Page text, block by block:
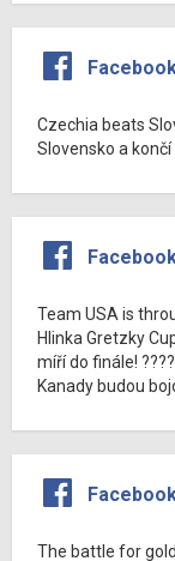
Czechia beats
Slovensko a
Team USA is
Hlinka Gretzky
míří do finále!
Kanady budou
The battle for